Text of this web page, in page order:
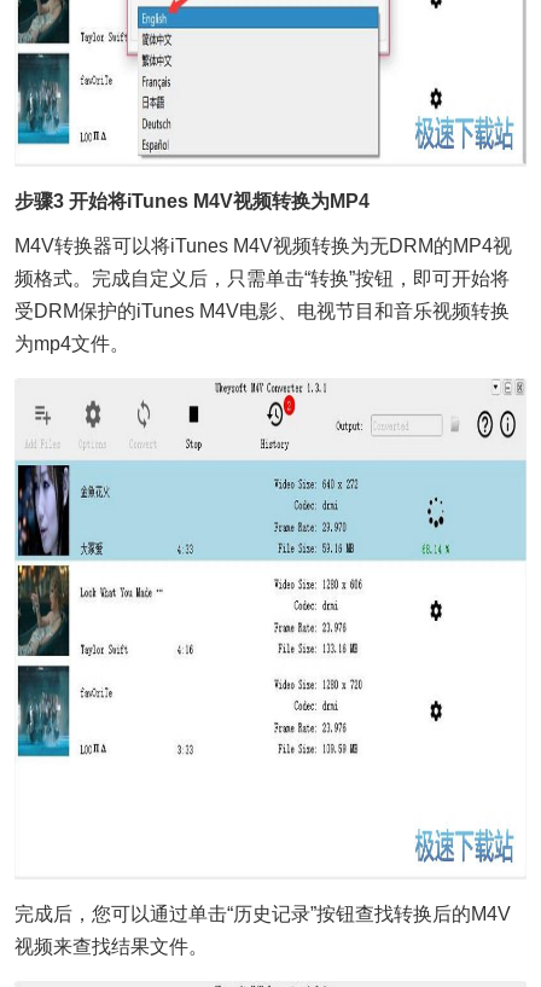
步骤3 开始将iTunes M4V视频转换为MP4
M4V转换器可以将iTunes M4V视频转换为无DRM的MP4视
频格式。完成自定义后，只需单击“转换”按钮，即可开始将
受DRM保护的iTunes M4V电影、电视节目和音乐视频转换
为mp4文件。
完成后，您可以通过单击“历史记录”按钮查找转换后的M4V
视频来查找结果文件。